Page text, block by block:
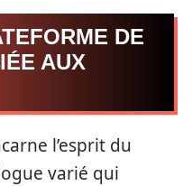
DE
AUX
l’esprit du
varié qui